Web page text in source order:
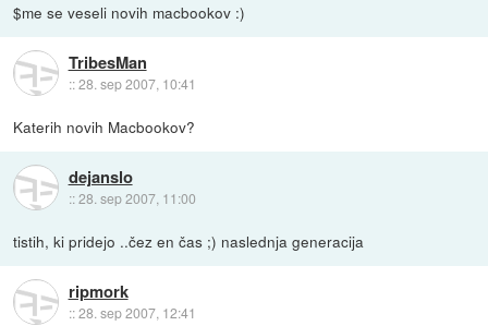
$me se veseli novih macbookov :)
TribesMan
::28. sep 2007, 10:41
Katerih novih Macbookov?
dejanslo
::28. sep 2007, 11:00
tistih, ki pridejo ..čez en čas ;) naslednja generacija
ripmork
::28. sep 2007, 12:41